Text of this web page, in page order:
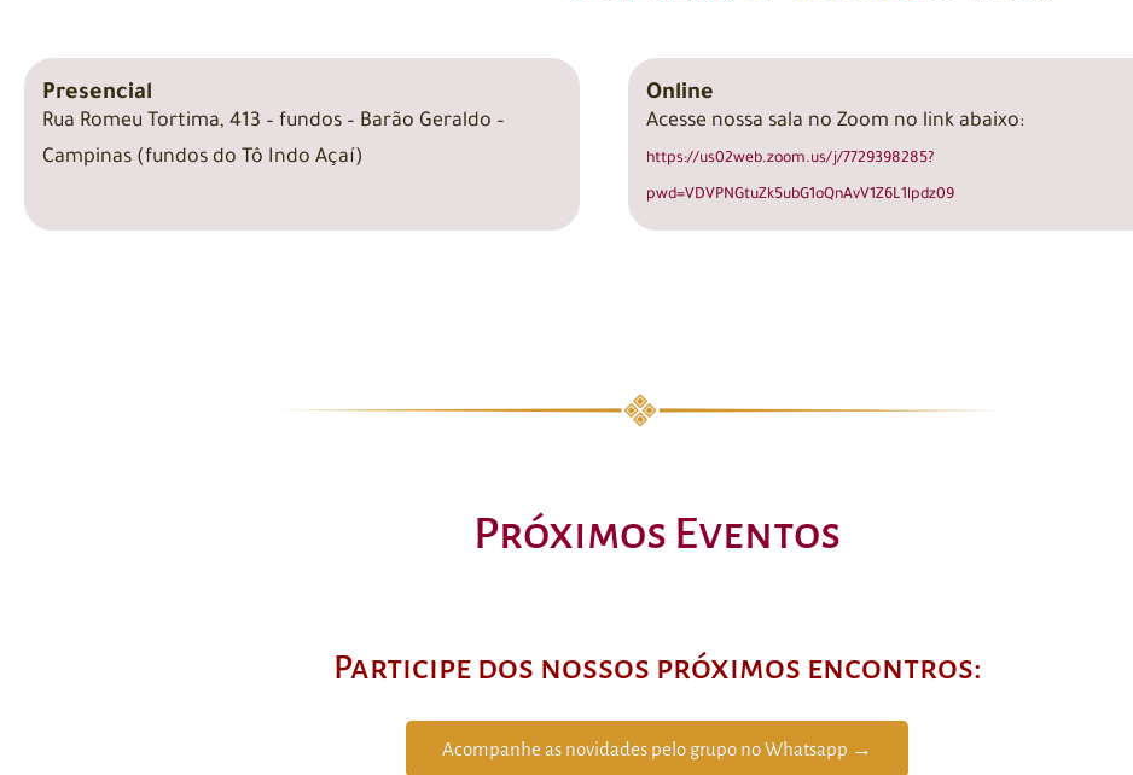
Presencial
Rua Romeu Tortima, 413 – fundos – Barão Geraldo –
Campinas (fundos do Tô Indo Açaí)
Online
Acesse nossa sala no Zoom no link abaixo:
https://us02web.zoom.us/j/7729398285?
pwd=VDVPNGtuZk5ubG1oQnAvV1Z6L1lpdz09
Próximos Eventos
Participe dos nossos próximos encontros:
Acompanhe as novidades pelo grupo no Whatsapp →